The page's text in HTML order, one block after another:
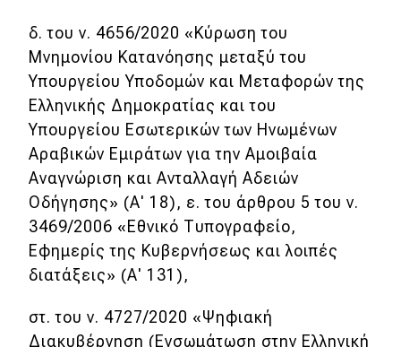
δ. του ν. 4656/2020 «Κύρωση του
Μνημονίου Κατανόησης μεταξύ του
Υπουργείου Υποδομών και Μεταφορών της
Ελληνικής Δημοκρατίας και του
Υπουργείου Εσωτερικών των Ηνωμένων
Αραβικών Εμιράτων για την Αμοιβαία
Αναγνώριση και Ανταλλαγή Αδειών
Οδήγησης» (Α' 18), ε. του άρθρου 5 του ν.
3469/2006 «Εθνικό Τυπογραφείο,
Εφημερίς της Κυβερνήσεως και λοιπές
διατάξεις» (Α' 131),
στ. του ν. 4727/2020 «Ψηφιακή
Διακυβέρνηση (Ενσωμάτωση στην Ελληνική